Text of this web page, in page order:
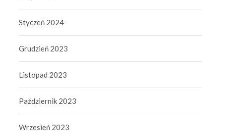
Styczeń 2024
Grudzień 2023
Listopad 2023
Październik 2023
Wrzesień 2023